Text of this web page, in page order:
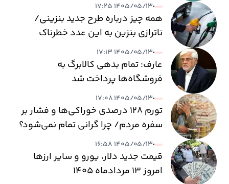
۱۴۰۵/۰۵/۱۳ ۱۷:۲۵
همه چیز درباره طرح جدید بنزینی/
ناترازی بنزین به این عدد خطرناک
می‌رسد
۱۴۰۵/۰۵/۱۳ ۱۷:۱۳
عارف: تمام بدهی کالابرگ به
فروشگاه‌ها پرداخت شد
۱۴۰۵/۰۵/۱۳ ۱۷:۰۸
تورم ۱۲۸ درصدی خوراکی‌ها و فشار بر
سفره مردم/ چرا گرانی تمام نمی‌شود؟
۱۴۰۵/۰۵/۱۳ ۱۶:۵۸
قیمت جدید دلار، یورو و سایر ارزها
امروز ۱۳ مردادماه ۱۴۰۵